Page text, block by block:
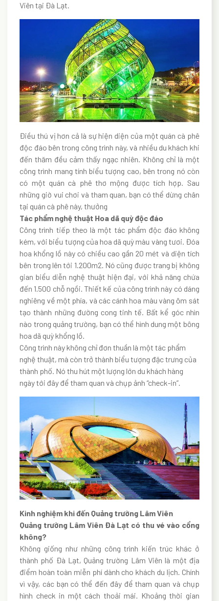
Viên tại Đà Lạt.
Điều thú vị hơn cả là sự hiện diện của một quán cà phê
độc đáo bên trong công trình này, và nhiều du khách khi
đến thăm đều cảm thấy ngạc nhiên. Không chỉ là một
công trình mang tính biểu tượng cao, bên trong nó còn
có một quán cà phê thơ mộng được tích hợp. Sau
những giờ vui chơi và tham quan, bạn có thể dừng chân
tại quán cà phê này, thưởng
Tác phẩm nghệ thuật Hoa dã quỳ độc đáo
Công trình tiếp theo là một tác phẩm độc đáo không
kém, với biểu tượng của hoa dã quỳ màu vàng tươi. Đóa
hoa khổng lồ này có chiều cao gần 20 mét và diện tích
bên trong lên tới 1.200m2. Nó cũng được trang bị không
gian biểu diễn nghệ thuật hiện đại, với khả năng chứa
đến 1.500 chỗ ngồi. Thiết kế của công trình này có dáng
nghiêng về một phía, và các cánh hoa màu vàng ôm sát
tạo thành những đường cong tinh tế. Bất kể góc nhìn
nào trong quảng trường, bạn có thể hình dung một bông
hoa dã quỳ khổng lồ.
Công trình này không chỉ đơn thuần là một tác phẩm
nghệ thuật, mà còn trở thành biểu tượng đặc trưng của
thành phố. Nó thu hút một lượng lớn du khách hàng
ngày tới đây để tham quan và chụp ảnh “check-in”.
Kinh nghiệm khi đến Quảng trường Lâm Viên
Quảng trường Lâm Viên Đà Lạt có thu vé vào cổng
không?
Không giống như những công trình kiến trúc khác ở
thành phố Đà Lạt, Quảng trường Lâm Viên là một địa
điểm hoàn toàn miễn phí dành cho khách du lịch. Chính
vì vậy, các bạn có thể đến đây để tham quan và chụp
hình check in một cách thoải mái. Khoảng thời gian